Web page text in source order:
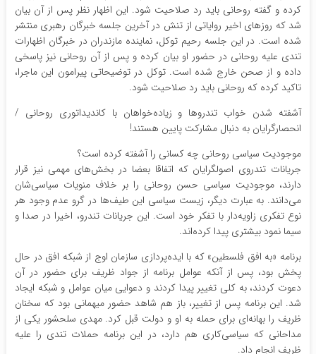
کرده و گفته روحانی باید رد صلاحیت شود. این اظهار نظر پس از آن بیان
شد که روزهای اخیر روایاتی از تنش در آخرین جلسه خبرگان رهبری منتشر
شده است. در این جلسه رحیم توکل، نماینده مازندران در خبرگان اظهارات
تندی علیه روحانی در حضور او بیان کرده و پس از آن روحانی نیز پاسخی
داده و از صحن خارج شده است. توکل در توضیحاتی پیرامون این ماجرا،
تاکید کرده که روحانی باید رد صلاحیت شود.
آشفته شدن خواب تندروها و زیاده‌خواهان با کاندیداتوری روحانی /
انحصارگرایان به دنبال مشارکت پایین هستند!
موجودیت سیاسی روحانی چه کسانی را آشفته کرده است؟
جریانات تندروی اصولگرایان که اتفاقا بعضا در بخش‌های مهمی نیز قرار
دارند، موجودیت سیاسی حسن روحانی را بر خلاف منویات سیاسی‌شان
می‌دانند. به عبارت دیگر، زیست سیاسی این طیف‌ها در گرو عدم وجود هر
نوع تفکری زاویه‌دار با تفکر خود است. این جریانات تندرو، اخیرا در صدا و
سیما نمود بیشتری پیدا کرده‌اند.
برنامه «به افق فلسطین» که با ایده‌پردازی سازمان اوج از شبکه افق در حال
پخش بود، پس از آنکه عوامل برنامه از جواد ظریف برای حضور در آن
دعوت کردند، به کلی تغییر پیدا کردند و دعوایی میان عوامل و شبکه ایجاد
شد. این برنامه پس از تغییر، باز هم شاهد حضور میهمانی بود که سخنان
ظریف را بهانه‌ای برای حمله به او و دولت قبل کرد. مهدی سلحشور یکی از
مداحانی که سیاسی‌کاری هم دارد، در این برنامه حملات تندی را علیه
ظریف انجام داد.